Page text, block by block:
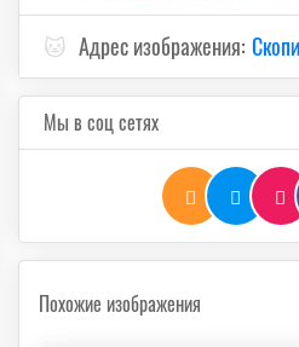
🐱 Адрес изображения:
Мы в соц сетях
Похожие изображения